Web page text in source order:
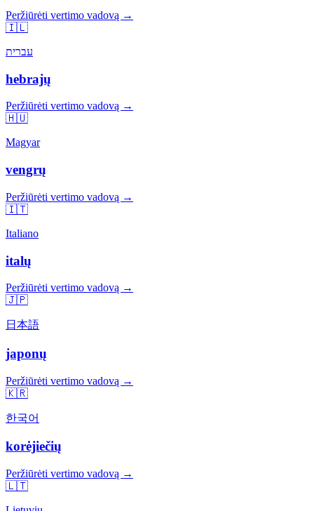
Peržiūrėti vertimo vadovą →
🇮🇱
עברית
hebrajų
Peržiūrėti vertimo vadovą →
🇭🇺
Magyar
vengrų
Peržiūrėti vertimo vadovą →
🇮🇹
Italiano
italų
Peržiūrėti vertimo vadovą →
🇯🇵
日本語
japonų
Peržiūrėti vertimo vadovą →
🇰🇷
한국어
korėjiečių
Peržiūrėti vertimo vadovą →
🇱🇹